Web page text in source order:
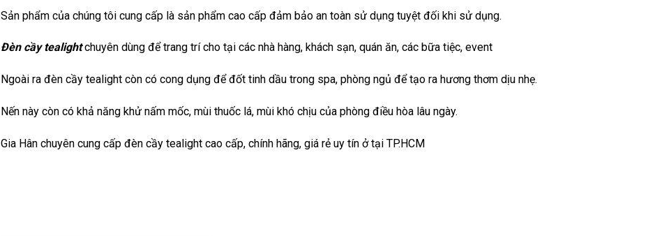
Sản phẩm của chúng tôi cung cấp là sản phẩm cao cấp đảm bảo an toàn sử dụng tuyệt đối khi sử dụng.
Đèn cầy tealight chuyên dùng để trang trí cho tại các nhà hàng, khách sạn, quán ăn, các bữa tiệc, event
Ngoài ra đèn cầy tealight còn có cong dụng để đốt tinh dầu trong spa, phòng ngủ để tạo ra hương thơm dịu nhẹ.
Nến này còn có khả năng khử nấm mốc, mùi thuốc lá, mùi khó chịu của phòng điều hòa lâu ngày.
Gia Hân chuyên cung cấp đèn cầy tealight cao cấp, chính hãng, giá rẻ uy tín ở tại TP.HCM